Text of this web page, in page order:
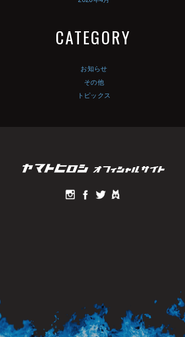
CATEGORY
お知らせ
その他
トピックス